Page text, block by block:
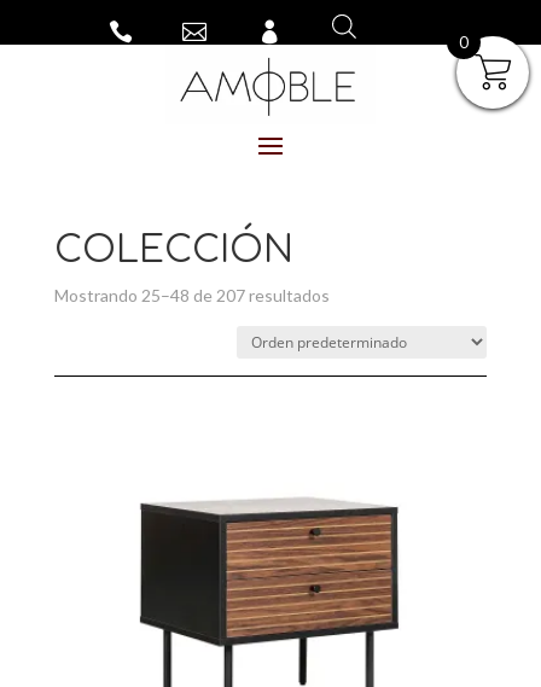
  
COLECCIÓN
Mostrando 25–48 de 207 resultados
0